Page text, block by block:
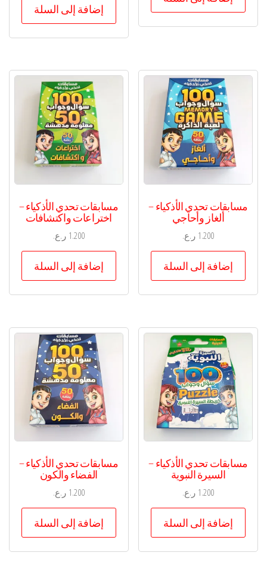
إضافة إلى السلة
مسابقات تحدي الأذكياء –
ألغاز وأحاجي
1.200 ر.ع.
إضافة إلى السلة
مسابقات تحدي الأذكياء –
اختراعات واكتشافات
1.200 ر.ع.
إضافة إلى السلة
مسابقات تحدي الأذكياء –
السيرة النبوية
1.200 ر.ع.
إضافة إلى السلة
مسابقات تحدي الأذكياء –
الفضاء والكون
1.200 ر.ع.
إضافة إلى السلة